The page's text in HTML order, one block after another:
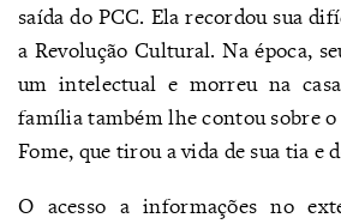
saída do PCC. Ela recordou sua
a Revolução Cultural. Na época,
um intelectual e morreu na
família também lhe contou sobre o
Fome, que tirou a vida de sua tia e
O acesso a informações no